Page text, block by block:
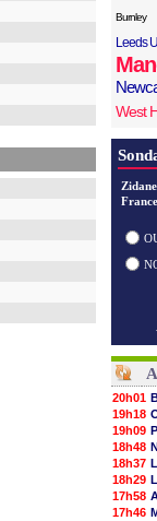
Burnley
Leeds
West
20h01
19h18
19h09
18h48
18h37
18h29
17h58
17h46